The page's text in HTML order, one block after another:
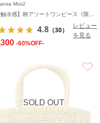
Mos2
4.8 （30）
レビュー
を見る
-60%OFF-
SOLD OUT